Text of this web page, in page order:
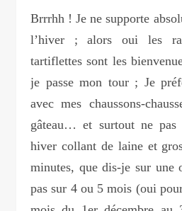
Brrrhh ! Je ne supporte absolument pas le froid et
l’hiver ; alors oui les
tartiflettes sont les
je passe mon tour ; Je
avec mes chaussons-
gâteau… et surtout ne pas
hiver collant de laine et
minutes, que dis-je sur une
pas sur 4 ou 5 mois (oui